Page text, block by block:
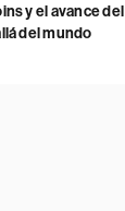
y el avance del
del mundo